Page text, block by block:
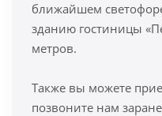
ближайшем
зданию гостиницы
метров.
Также вы можете
позвоните нам